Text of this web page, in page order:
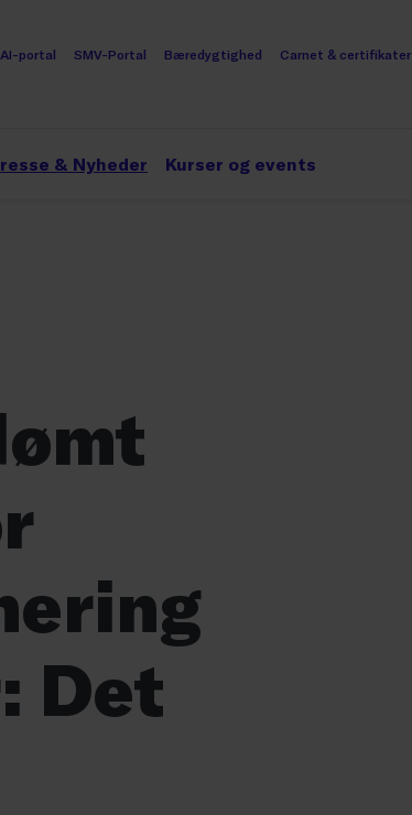
AI-portal SMV-Portal Bæredygtighed Carnet & certifikater
& Nyheder Kurser og events
Det